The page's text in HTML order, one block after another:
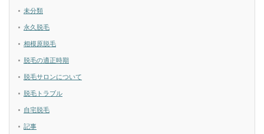
未分類
永久脱毛
相模原脱毛
脱毛の適正時期
脱毛サロンについて
脱毛トラブル
自宅脱毛
記事